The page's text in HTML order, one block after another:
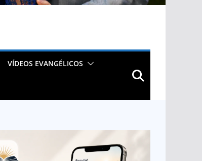
VÍDEOS EVANGÉLICOS